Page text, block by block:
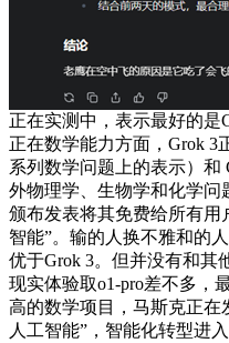
正在实测中，表示最好的是
正在数学能力方面，Grok 3
系列数学问题上的表示）和
外物理学、生物学和化学
颁布发表将其免费给所有用
智能”。输的人换不雅和的
优于Grok 3。但并没有和其
现实体验取o1-pro差不多，
高的数学项目，马斯克正在
人工智能”，智能化转型进